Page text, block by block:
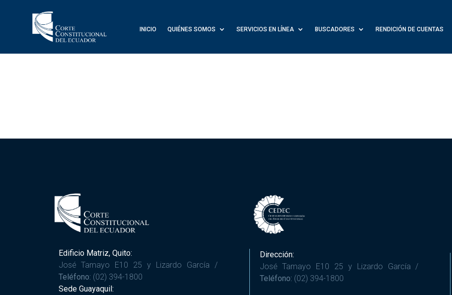
INICIO QUIÉNES SOMOS SERVICIOS EN LÍNEA BUSCADORES RENDICIÓN DE CUENTAS
Edificio Matriz, Quito:
José Tamayo E10 25 y Lizardo García /
Teléfono: (02) 394-1800
Sede Guayaquil:
Dirección:
José Tamayo E10 25 y Lizardo García /
Teléfono: (02) 394-1800